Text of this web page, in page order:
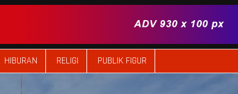
HIBURAN RELIGI PUBLIK FIGUR